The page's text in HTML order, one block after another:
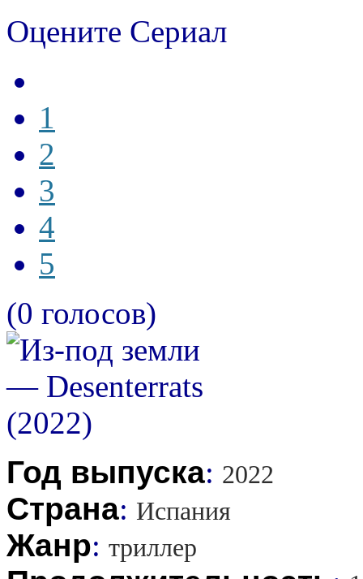
Оцените Сериал
1
2
3
4
5
(0 голосов)
Год выпуска: 2022
Страна: Испания
Жанр: триллер